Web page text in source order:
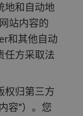
地和自动地
站内容的
和其他自动
任方采取法
容”）。您